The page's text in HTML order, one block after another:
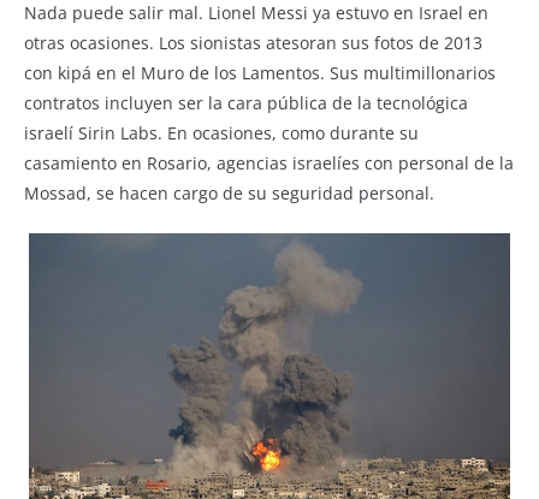
Nada puede salir mal. Lionel Messi ya estuvo en Israel en
otras ocasiones. Los sionistas atesoran sus fotos de 2013
con kipá en el Muro de los Lamentos. Sus multimillonarios
contratos incluyen ser la cara pública de la tecnológica
israelí Sirin Labs. En ocasiones, como durante su
casamiento en Rosario, agencias israelíes con personal de la
Mossad, se hacen cargo de su seguridad personal.